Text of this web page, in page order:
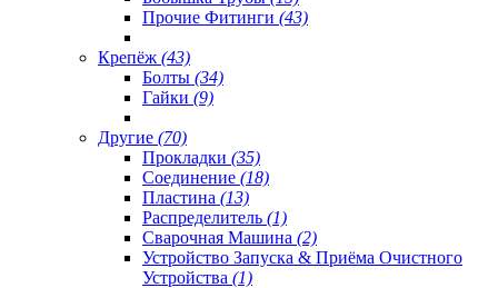
Прочие Фитинги (43)
Крепёж (43)
Болты (34)
Гайки (9)
Другие (70)
Прокладки (35)
Соединение (18)
Пластина (13)
Распределитель (1)
Сварочная Машина (2)
Устройство Запуска & Приёма Очистного
Устройства (1)